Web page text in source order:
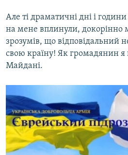
Але ті драматичні дні і
на мене вплинули, докорінно
зрозумів, що відповідальний
свою країну! Як громадянин я
Майдані.